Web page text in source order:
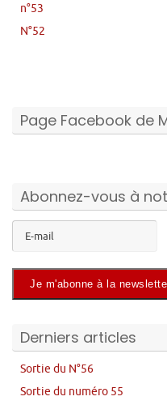
n°53
N°52
Page Facebook de
Abonnez-vous à
Derniers articles
Sortie du N°56
Sortie du numéro 55